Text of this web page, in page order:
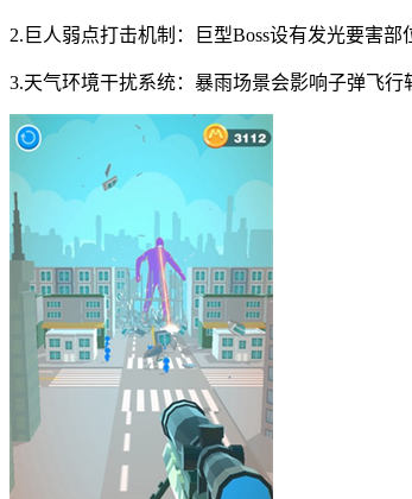
2.巨人弱点打击机制：巨型Boss设有发光要害
3.天气环境干扰系统：暴雨场景会影响子弹飞